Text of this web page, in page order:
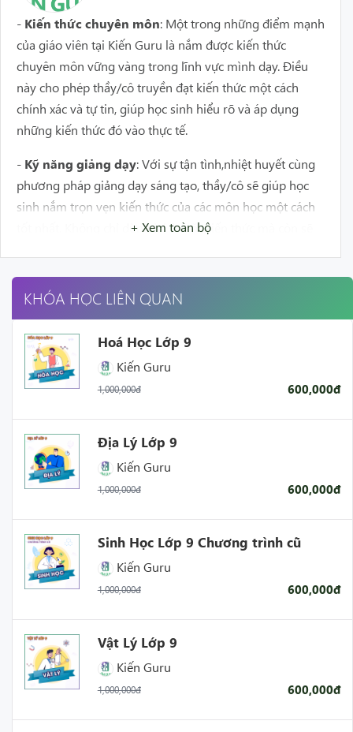
- Kiến thức chuyên môn: Một trong những điểm mạnh
của giáo viên tại Kiến Guru là nắm được kiến thức
chuyên môn vững vàng trong lĩnh vực mình dạy. Điều
này cho phép thầy/cô truyền đạt kiến thức một cách
chính xác và tự tin, giúp học sinh hiểu rõ và áp dụng
những kiến thức đó vào thực tế.
- Kỹ năng giảng dạy: Với sự tận tình,nhiệt huyết cùng
phương pháp giảng dạy sáng tạo, thầy/cô sẽ giúp học
sinh nắm trọn vẹn kiến thức của các môn học một cách
tốt nhất. Không chỉ dừng lại ở mặt kiến thức mà còn sẽ
Tân tâm và nhiệt huyết: Giáo viên tại Kiến Guru có
tình yêu và đam mê với công việc giảng dạy. Họ cam kết
đem lại lợi ích tốt nhất cho học sinh và luôn nỗ lực để
nâng cao chất lượng giảng dạy.
khả năng linh hoạt và thích ứng với các công nghệ và
phương pháp giảng dạy mới.
- Khi học sinh cùng giáo viên hoàn thành các nhiệm vụ
trong bài học thì học sinh hoàn toàn có thể tự tin đứng
trước các bài thi, bài kiểm tra trên trường.
Truyền cảm hứng cho học sinh để mỗi tiết học luôn
diễn ra sôi nổi và đạt hiệu quả cao nhất.
học của học sinh.
+ Xem toàn bộ
KHÓA HỌC LIÊN QUAN
Hoá Học Lớp 9
Kiến Guru
1,000,000đ 600,000đ
Địa Lý Lớp 9
Kiến Guru
1,000,000đ 600,000đ
Sinh Học Lớp 9 Chương trình cũ
Kiến Guru
1,000,000đ 600,000đ
Vật Lý Lớp 9
Kiến Guru
1,000,000đ 600,000đ